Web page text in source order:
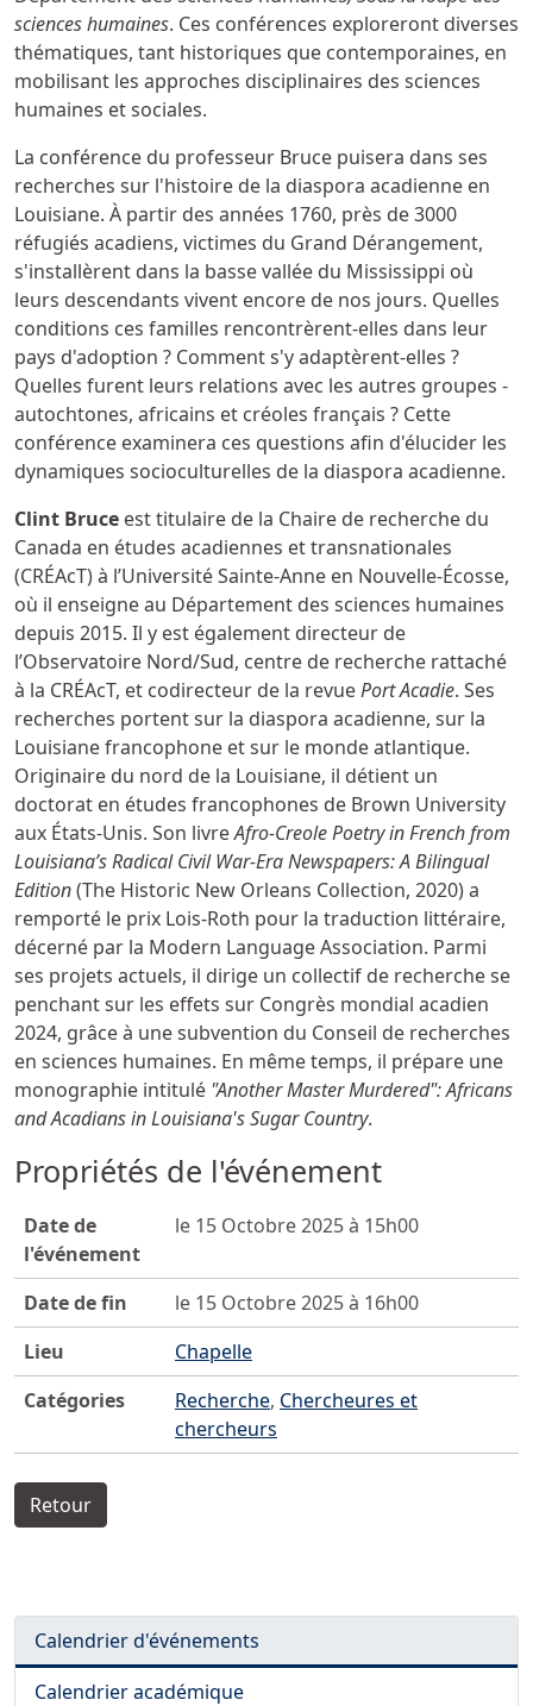
sciences humaines. Ces conférences exploreront diverses
thématiques, tant historiques que contemporaines, en
mobilisant les approches disciplinaires des sciences
humaines et sociales.
La conférence du professeur Bruce puisera dans ses
recherches sur l'histoire de la diaspora acadienne en
Louisiane. À partir des années 1760, près de 3000
réfugiés acadiens, victimes du Grand Dérangement,
s'installèrent dans la basse vallée du Mississippi où
leurs descendants vivent encore de nos jours. Quelles
conditions ces familles rencontrèrent-elles dans leur
pays d'adoption ? Comment s'y adaptèrent-elles ?
Quelles furent leurs relations avec les autres groupes -
autochtones, africains et créoles français ? Cette
conférence examinera ces questions afin d'élucider les
dynamiques socioculturelles de la diaspora acadienne.
Clint Bruce est titulaire de la Chaire de recherche du
Canada en études acadiennes et transnationales
(CRÉAcT) à l’Université Sainte-Anne en Nouvelle-Écosse,
où il enseigne au Département des sciences humaines
depuis 2015. Il y est également directeur de
l’Observatoire Nord/Sud, centre de recherche rattaché
à la CRÉAcT, et codirecteur de la revuePort Acadie. Ses
recherches portent sur la diaspora acadienne, sur la
Louisiane francophone et sur le monde atlantique.
Originaire du nord de la Louisiane, il détient un
doctorat en études francophones de Brown University
aux États-Unis. Son livreAfro-Creole Poetry in French from
Louisiana’s Radical Civil War-Era Newspapers: A Bilingual
Edition(The Historic New Orleans Collection, 2020) a
remporté le prix Lois-Roth pour la traduction littéraire,
décerné par la Modern Language Association. Parmi
ses projets actuels, il dirige un collectif de recherche se
penchant sur les effets sur Congrès mondial acadien
2024, grâce à une subvention du Conseil de recherches
en sciences humaines. En même temps, il prépare une
monographie intitulé "Another Master Murdered": Africans
and Acadians in Louisiana's Sugar Country.
Propriétés de l'événement
Date de
l'événement
le 15 Octobre 2025 à 15h00
Date de fin
le 15 Octobre 2025 à 16h00
Lieu
Chapelle
Catégories
Recherche, Chercheures et
chercheurs
Retour
Calendrier d'événements
Calendrier académique